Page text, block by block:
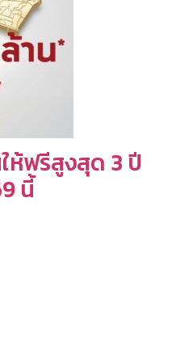
ห้ฟรีสูงสุด 3 ปี
นี้